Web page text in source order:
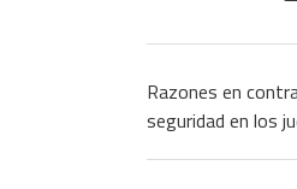
Razones en
seguridad en los